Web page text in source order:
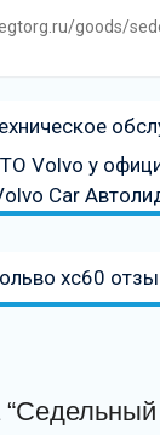
goods/
Volvo у
Car
хс60